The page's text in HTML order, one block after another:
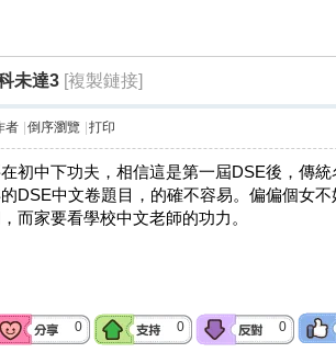
未達3 [複製鏈接]
者 倒序瀏覽 打印
初中下功夫，相信這是第一屆DSE後，傳
DSE中文卷題目，的確不容易。偏偏個女
而家要看學校中文老師的功力。
0 0 0